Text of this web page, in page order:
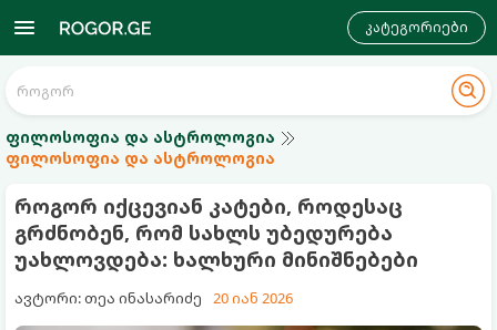
კატეგორიები
ფილოსოფია და ასტროლოგია
ფილოსოფია და ასტროლოგია
როგორ იქცევიან კატები, როდესაც
გრძნობენ, რომ სახლს უბედურება
უახლოვდება: ხალხური მინიშნებები
ავტორი: თეა ინასარიძე 20 იან 2026